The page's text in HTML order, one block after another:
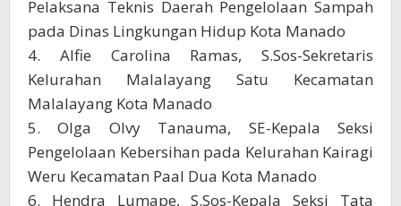
Pelaksana Teknis Daerah Pengelolaan Sampah
pada Dinas Lingkungan Hidup Kota Manado
4. Alfie Carolina Ramas, S.Sos-Sekretaris
Kelurahan Malalayang Satu Kecamatan
Malalayang Kota Manado
5. Olga Olvy Tanauma, SE-Kepala Seksi
Pengelolaan Kebersihan pada Kelurahan Kairagi
Weru Kecamatan Paal Dua Kota Manado
6. Hendra Lumape, S.Sos-Kepala Seksi Tata